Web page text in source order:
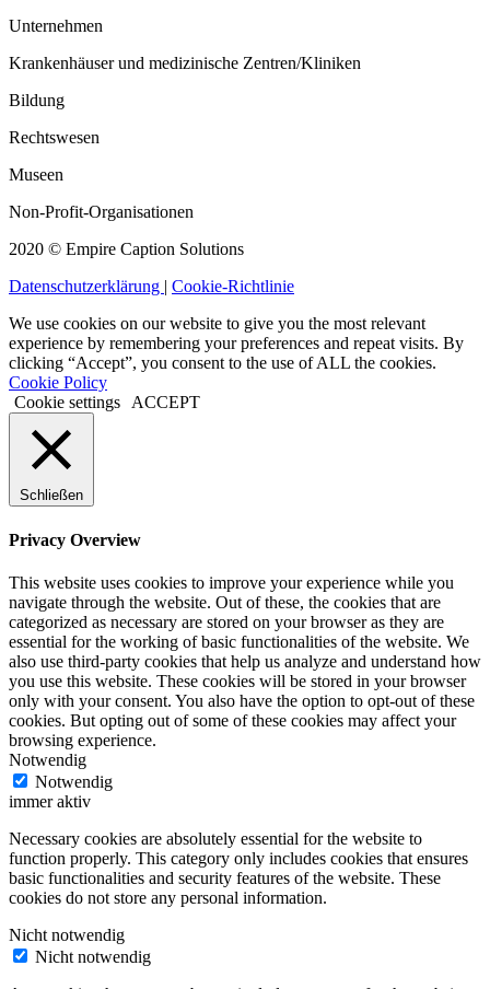
Unternehmen
Krankenhäuser und medizinische Zentren/Kliniken
Bildung
Rechtswesen
Museen
Non-Profit-Organisationen
2020 © Empire Caption Solutions
Datenschutzerklärung | Cookie-Richtlinie
We use cookies on our website to give you the most relevant
experience by remembering your preferences and repeat visits. By
clicking “Accept”, you consent to the use of ALL the cookies.
Cookie Policy
Cookie settings ACCEPT
Schließen
Privacy Overview
This website uses cookies to improve your experience while you
navigate through the website. Out of these, the cookies that are
categorized as necessary are stored on your browser as they are
essential for the working of basic functionalities of the website. We
also use third-party cookies that help us analyze and understand how
you use this website. These cookies will be stored in your browser
only with your consent. You also have the option to opt-out of these
cookies. But opting out of some of these cookies may affect your
browsing experience.
Notwendig
Notwendig
immer aktiv
Necessary cookies are absolutely essential for the website to
function properly. This category only includes cookies that ensures
basic functionalities and security features of the website. These
cookies do not store any personal information.
Nicht notwendig
Nicht notwendig